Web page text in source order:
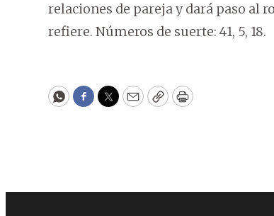
relaciones de pareja y dará paso al
refiere. Números de suerte: 41, 5, 18.
WhatsApp
Facebook
Twitter
EmailCopyPrint